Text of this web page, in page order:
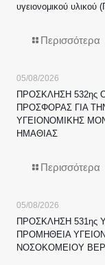
υγειονομικού
Περισσότερα
05/08/2026
ΠΡΟΣΚΛΗΣΗ
ΠΡΟΣΦΟΡΑΣ ΓΙΑ
ΥΓΕΙΟΝΟΜΙΚΗΣ
ΗΜΑΘΙΑΣ
Περισσότερα
05/08/2026
ΠΡΟΣΚΛΗΣΗ 531ης
ΠΡΟΜΗΘΕΙΑ
ΝΟΣΟΚΟΜΕΙΟΥ